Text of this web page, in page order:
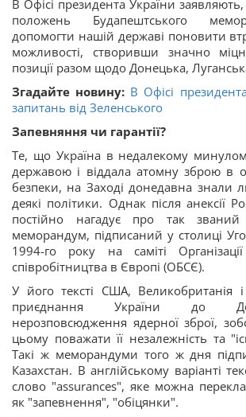
В Офісі президента України заявляють,
положень Будапештського
допомогти нашій державі поновити
можливості, створивши значно
позиції разом щодо Донецька,
Згадайте новину: В Офісі
запитань від Зеленського
Запевняння чи гарантії?
Те, що Україна в недалекому
державою і віддала атомну зброю в
безпеки, на Заході донедавна знали
деякі політики. Однак після анексії
постійно нагадує про так званий
меморандум, підписаний у столиці
1994-го року на саміті
співробітництва в Європі (ОБСЄ).
У його тексті США, Великобританія
приєднання України до
нерозповсюдження ядерної зброї,
цьому поважати її незалежність та
Такі ж меморандуми того ж дня
Казахстан. В англійському варіанті
слово "assurances", яке можна
як "запевнення", "обіцянки".